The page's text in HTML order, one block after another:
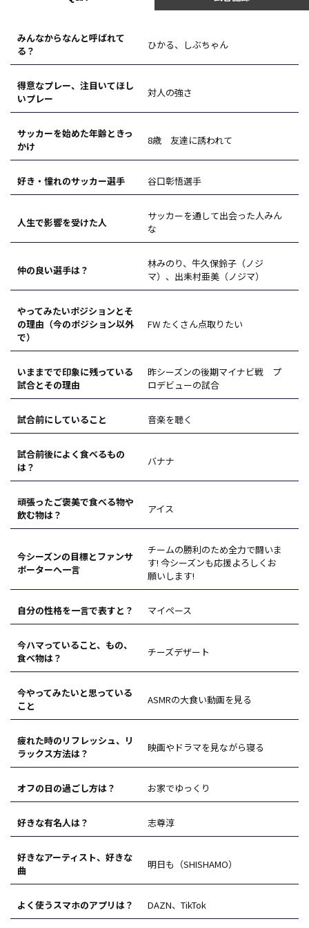
みんなからなんと呼ばれて
る？
ひかる、しぶちゃん
得意なプレー、注目いてほし
いプレー
対人の強さ
サッカーを始めた年齢ときっ
かけ
8歳 友達に誘われて
好き・憧れのサッカー選手 谷口彰悟選手
人生で影響を受けた人
サッカーを通して出会った人みん
な
仲の良い選手は？
林みのり、牛久保鈴子（ノジ
マ）、出耒村亜美（ノジマ）
やってみたいポジションとそ
の理由（今のポジション以外
で）
FW たくさん点取りたい
いままでで印象に残っている
試合とその理由
昨シーズンの後期マイナビ戦 プ
ロデビューの試合
試合前にしていること 音楽を聴く
試合前後によく食べるもの
は？
バナナ
頑張ったご褒美で食べる物や
飲む物は？
アイス
今シーズンの目標とファンサ
ポーターへ一言
チームの勝利のため全力で闘いま
す! 今シーズンも応援よろしくお
願いします!
自分の性格を一言で表すと？ マイペース
今ハマっていること、もの、
食べ物は？
チーズデザート
今やってみたいと思っている
こと
ASMRの大食い動画を見る
疲れた時のリフレッシュ、リ
ラックス方法は？
映画やドラマを見ながら寝る
オフの日の過ごし方は？ お家でゆっくり
好きな有名人は？ 志尊淳
好きなアーティスト、好きな
曲
明日も（SHISHAMO）
よく使うスマホのアプリは？ DAZN、TikTok